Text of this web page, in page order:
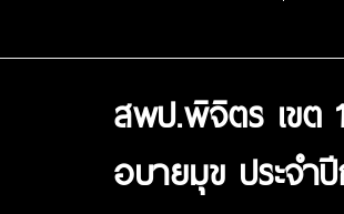
สพป.พิจิตร เขต
อบายมุข ประจำ